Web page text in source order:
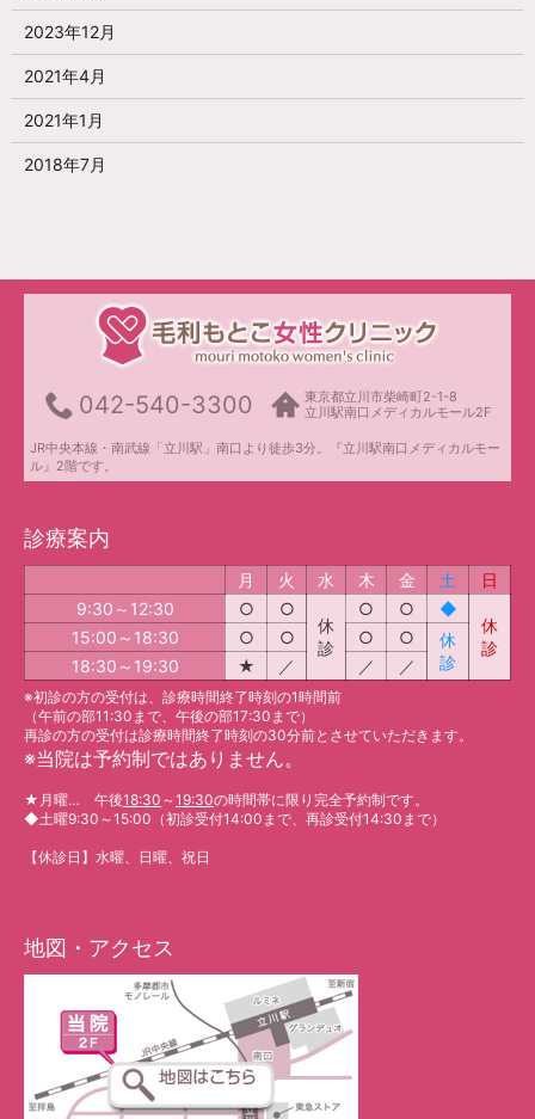
2023年12月
2021年4月
2021年1月
2018年7月
042-540-3300
東京都立川市柴崎町2-1-8
立川駅南口メディカルモール2F
JR中央本線・南武線「立川駅」南口より徒歩3分。『立川駅南口メディカルモー
ル』2階です。
診療案内
月 火 水 木 金 土
日
9:30～12:30
○
○
休
診
○ ○
◆
休
診
15:00～18:30 ○ ○ ○ ○
休
診
18:30～19:30 ★ ／ ／ ／
※初診の方の受付は、診療時間終了時刻の1時間前
（午前の部11:30まで、午後の部17:30まで）
再診の方の受付は診療時間終了時刻の30分前とさせていただきます。
※当院は予約制ではありません。
★ 月曜… 午後18:30 ～19:30の時間帯に限り完全予約制です。
◆土曜9:30～15:00（初診受付14:00まで、再診受付14:30まで）
【休診日】水曜、日曜、祝日
地図・アクセス